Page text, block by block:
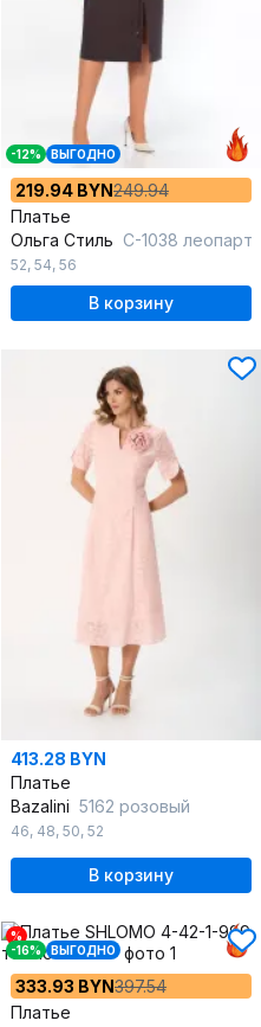
68
-12% ВЫГОДНО
219.94 BYN249.94
Платье
Ольга Стиль С-1038 леопарт
52, 54, 56
В корзину
413.28 BYN
Платье
Bazalini 5162 розовый
46, 48, 50, 52
В корзину
%
-16%
ВЫГОДНО
333.93 BYN397.54
Платье